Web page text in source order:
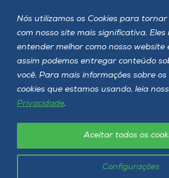
Nós utilizamos os Cookies para
com nosso site mais significativa.
entender melhor como nosso website
assim podemos entregar conteúdo
você. Para mais informações sobre
cookies que estamos usando, leia
Privacidade.
Configurações
Aceitar todos os
Siga a Unoesc
Unoesc © 2026 - Todos os direitos reservados
Política de privacidade LGPD